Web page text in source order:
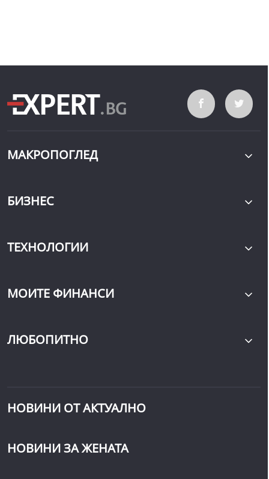
МАКРОПОГЛЕД
БИЗНЕС
ТЕХНОЛОГИИ
МОИТЕ ФИНАНСИ
ЛЮБОПИТНО
НОВИНИ ОТ АКТУАЛНО
НОВИНИ ЗА ЖЕНАТА